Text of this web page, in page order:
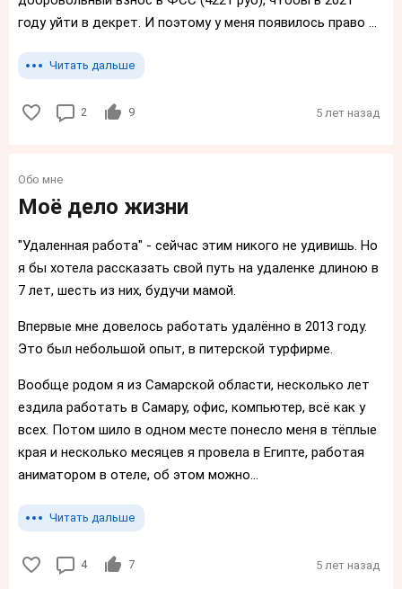
году уйти в декрет. И поэтому у меня появилось право ...
Читать дальше
2 9 5 лет назад
Обо мне
Моё дело жизни
"Удаленная работа" - сейчас этим никого не удивишь. Но
я бы хотела рассказать свой путь на удаленке длиною в
7 лет, шесть из них, будучи мамой.
Впервые мне довелось работать удалённо в 2013 году.
Это был небольшой опыт, в питерской турфирме.
Вообще родом я из Самарской области, несколько лет
ездила работать в Самару, офис, компьютер, всё как у
всех. Потом шило в одном месте понесло меня в тёплые
края и несколько месяцев я провела в Египте, работая
аниматором в отеле, об этом можно...
Читать дальше
4 7 5 лет назад